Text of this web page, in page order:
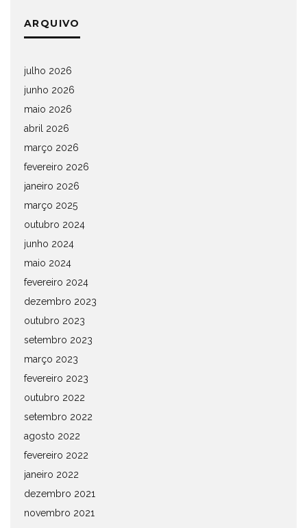
ARQUIVO
julho 2026
junho 2026
maio 2026
abril 2026
março 2026
fevereiro 2026
janeiro 2026
março 2025
outubro 2024
junho 2024
maio 2024
fevereiro 2024
dezembro 2023
outubro 2023
setembro 2023
março 2023
fevereiro 2023
outubro 2022
setembro 2022
agosto 2022
fevereiro 2022
janeiro 2022
dezembro 2021
novembro 2021